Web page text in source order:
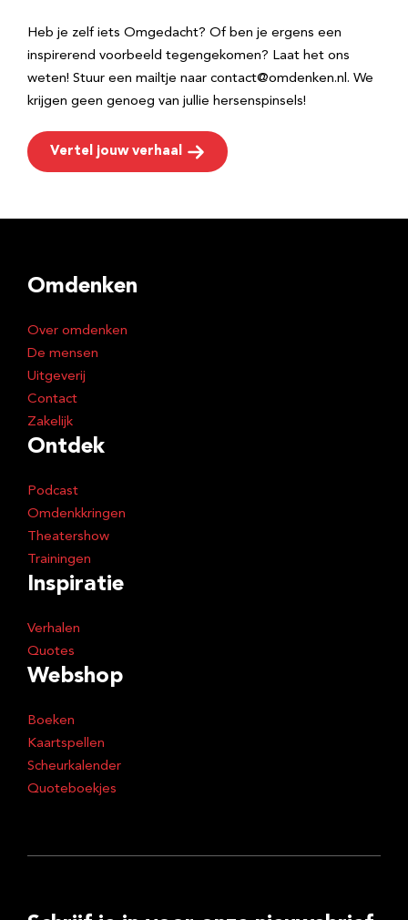
Heb je zelf iets Omgedacht? Of ben je ergens een
inspirerend voorbeeld tegengekomen? Laat het ons
weten! Stuur een mailtje naar contact@omdenken.nl. We
krijgen geen genoeg van jullie hersenspinsels!
Vertel jouw verhaal
Omdenken
Over omdenken
De mensen
Uitgeverij
Contact
Zakelijk
Ontdek
Podcast
Omdenkkringen
Theatershow
Trainingen
Inspiratie
Verhalen
Quotes
Webshop
Boeken
Kaartspellen
Scheurkalender
Quoteboekjes